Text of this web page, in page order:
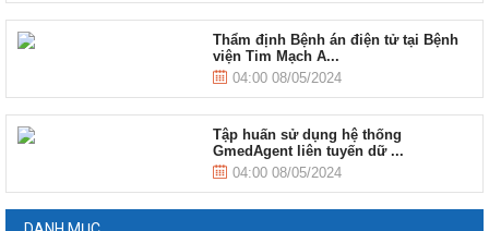
Thẩm định Bệnh án điện tử tại Bệnh
viện Tim Mạch A...
04:00 08/05/2024
Tập huấn sử dụng hệ thống
GmedAgent liên tuyến dữ ...
04:00 08/05/2024